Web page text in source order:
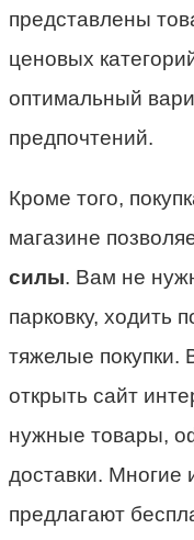
представлены
ценовых
оптимальный
предпочтений.
Кроме того,
магазине
силы. Вам не
парковку, ходить
тяжелые покупки.
открыть сайт
нужные товары,
доставки. Многие
предлагают